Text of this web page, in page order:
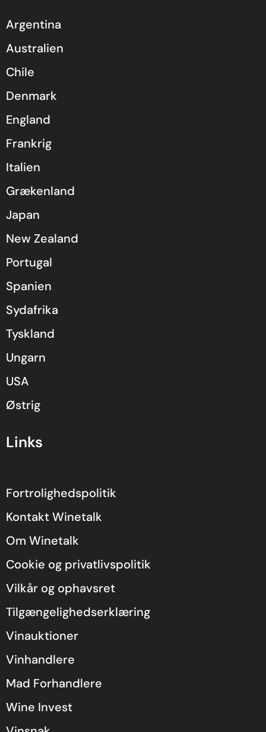
Argentina
Australien
Chile
Denmark
England
Frankrig
Italien
Grækenland
Japan
New Zealand
Portugal
Spanien
Sydafrika
Tyskland
Ungarn
USA
Østrig
Links
Fortrolighedspolitik
Kontakt Winetalk
Om Winetalk
Cookie og privatlivspolitik
Vilkår og ophavsret
Tilgængelighedserklæring
Vinauktioner
Vinhandlere
Mad Forhandlere
Wine Invest